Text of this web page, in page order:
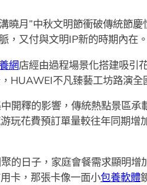
曉月”中秋文明節衝破傳統節
，又付與文明IP新的時期內在。
網店經由過程場景化搭建吸引
HUAWEI不凡臻藝工坊路演
開釋的影響，傳統熱點景區承
玩花費預訂單量較往年同期
的日子，家庭會餐需求顯明
卡，那張卡像一面小包養軟體